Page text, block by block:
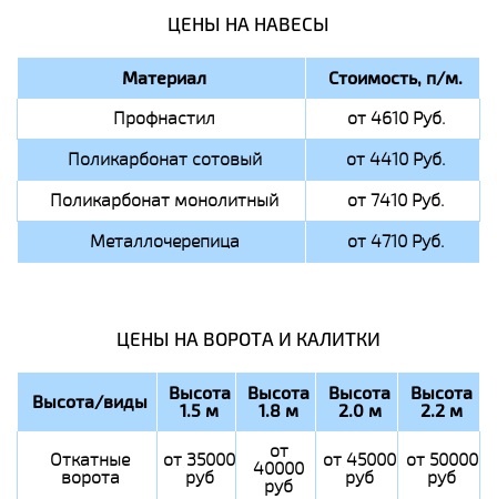
ЦЕНЫ НА НАВЕСЫ
Материал Стоимость, п/м.
Профнастил
от 4610 Руб.
Поликарбонат сотовый
от 4410 Руб.
Поликарбонат монолитный
от 7410 Руб.
Металлочерепица
от 4710 Руб.
ЦЕНЫ НА ВОРОТА И КАЛИТКИ
Высота/виды Высота
1.5 м
Высота
1.8 м
Высота
2.0 м
Высота
2.2 м
Откатные
ворота
от 35000
руб
от
40000
руб
от 45000
руб
от 50000
руб